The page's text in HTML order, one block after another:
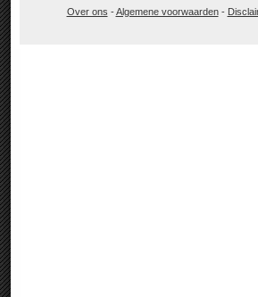
Over ons -Algemene voorwaarden-